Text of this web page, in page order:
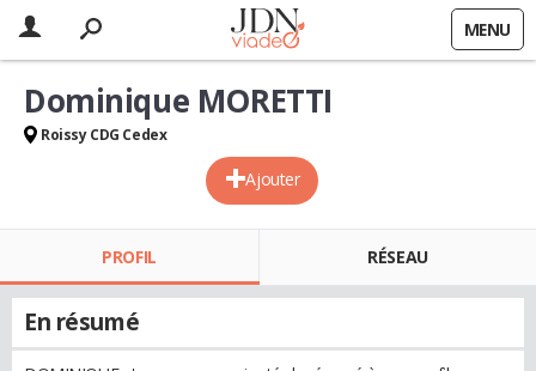
MENU
Ajouter
Dominique MORETTI
Roissy CDG Cedex
PROFIL RÉSEAU
En résumé